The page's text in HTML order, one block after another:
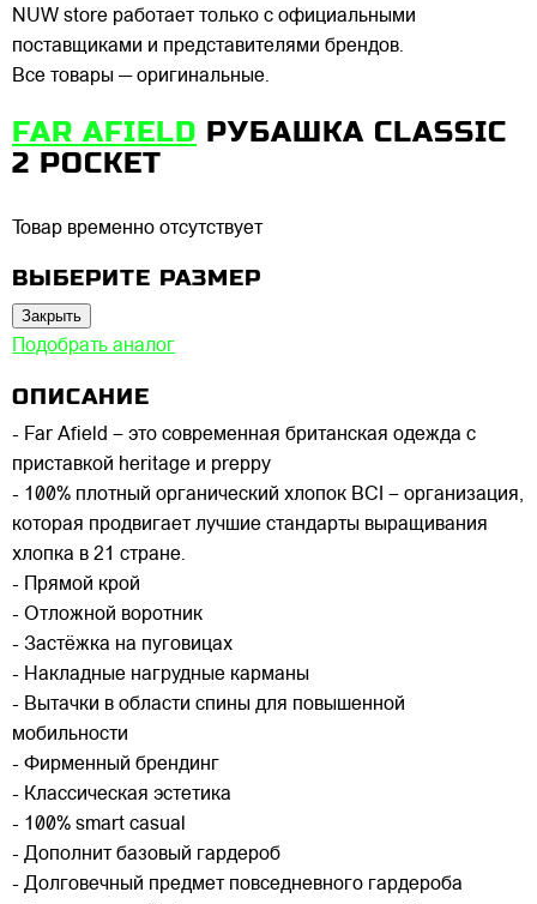
NUW store работает только с официальными
поставщиками и представителями брендов.
Все товары — оригинальные.
FAR AFIELD РУБАШКА CLASSIC
2 POCKET
Товар временно отсутствует
ВЫБЕРИТЕ РАЗМЕР
Закрыть
Подобрать аналог
ОПИСАНИЕ
- Far Afield – это современная британская одежда с
приставкой heritage и preppy
- 100% плотный органический хлопок BCI – организация,
которая продвигает лучшие стандарты выращивания
хлопка в 21 стране.
- Прямой крой
- Отложной воротник
- Застёжка на пуговицах
- Накладные нагрудные карманы
- Вытачки в области спины для повышенной
мобильности
- Фирменный брендинг
- Классическая эстетика
- 100% smart casual
- Дополнит базовый гардероб
- Долговечный предмет повседневного гардероба